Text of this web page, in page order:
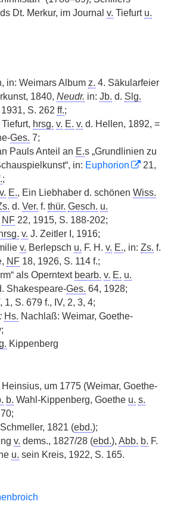
Dt. Merkur, im Journal v. Tiefurt u.
in: Weimars Album z. 4. Säkularfeier
1840, Neudr. in: Jb. d. Slg.
S. 262 ff.;
Tiefurt, hrsg. v. E. v. d. Hellen, 1892, =
Ges. 7;
Pauls Anteil an E.s „Grundlinien zu
in: Euphorion
21,
;
v. E., Ein Liebhaber d. schönen Wiss.
d. Ver. f. thür. Gesch. u.
NF 22, 1915, S. 188-202;
hrsg. v. J. Zeitler I, 1916;
v. Berlepsch u. F. H. v. E., in: Zs. f.
NF 18, 1926, S. 114 f.;
als Operntext bearb. v. E. u.
Shakespeare-Ges. 64, 1928;
1, S. 679 f., IV, 2, 3, 4;
: Hs. Nachlaß: Weimar, Goethe-
Kippenberg
Heinsius, um 1775 (Weimar, Goethe-
b. Wahl-Kippenberg, Goethe u. s.
1821 (ebd.);
v. dems., 1827/28 (ebd.), Abb. b. F.
u. sein Kreis, 1922, S. 165.